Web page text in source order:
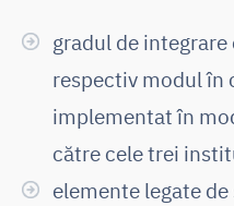
gradul de
respectiv modul în
implementat în
către cele trei
elemente legate